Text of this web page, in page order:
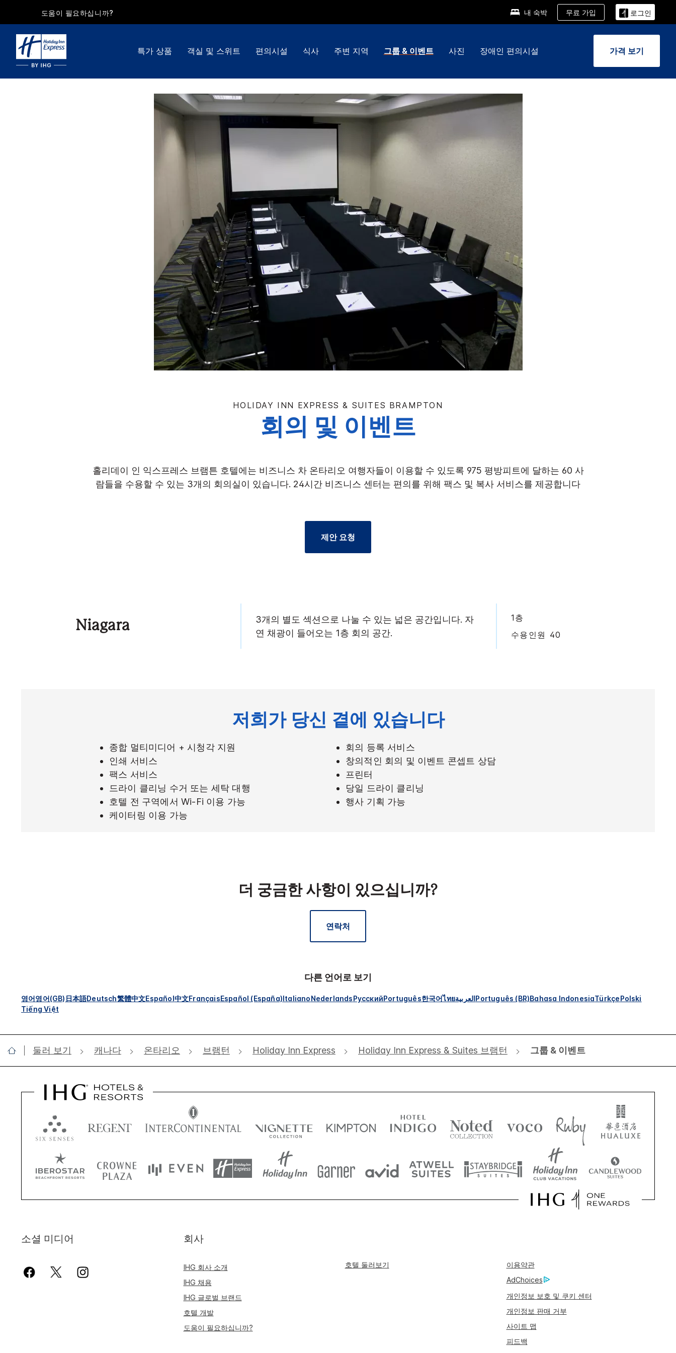
도움이 필요하십니까? 내 숙박 무료 가입 로그인
특가 상품 객실 및 스위트 편의시설 식사 주변 지역 그룹 & 이벤트 사진 장애인 편의시설 가격 보기
HOLIDAY INN EXPRESS & SUITES BRAMPTON
회의 및 이벤트
홀리데이 인 익스프레스 브램튼 호텔에는 비즈니스 차 온타리오 여행자들이 이용할 수 있도록 975 평방피트에 달하는 60 사
람들을 수용할 수 있는 3개의 회의실이 있습니다. 24시간 비즈니스 센터는 편의를 위해 팩스 및 복사 서비스를 제공합니다
제안 요청
Niagara
3개의 별도 섹션으로 나눌 수 있는 넓은 공간입니다. 자
연 채광이 들어오는 1층 회의 공간.
1층
수용인원 40
저희가 당신 곁에 있습니다
종합 멀티미디어 + 시청각 지원
회의 등록 서비스
인쇄 서비스
창의적인 회의 및 이벤트 콘셉트 상담
팩스 서비스
프린터
드라이 클리닝 수거 또는 세탁 대행
당일 드라이 클리닝
호텔 전 구역에서 Wi-Fi 이용 가능
행사 기획 가능
케이터링 이용 가능
더 궁금한 사항이 있으십니까?
연락처
다른 언어로 보기
영어영어(GB) 日本語Deutsch繁體中文Español中文FrançaisEspañol (España)ItalianoNederlandsРусскийPortuguês한국어ไทยالعربيةPortuguês (BR)Bahasa IndonesiaTürkçePolski
Tiếng Việt
둘러 보기 캐나다 온타리오 브램턴 Holiday Inn Express Holiday Inn Express & Suites 브램턴 그룹 & 이벤트
소셜 미디어 회사
IHG 회사 소개
IHG 채용
IHG 글로벌 브랜드
호텔 개발
도움이 필요하십니까?
호텔 둘러보기
이용약관
AdChoices
개인정보 보호 및 쿠키 센터
개인정보 판매 거부
사이트 맵
피드백